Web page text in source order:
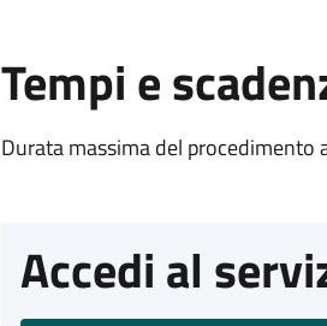
Tempi e
Durata massima del
Accedi al